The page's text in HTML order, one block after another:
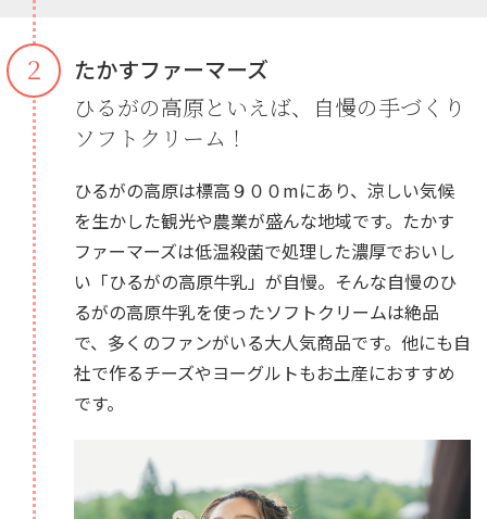
２
たかすファーマーズ
ひるがの高原といえば、自慢の手づくり
ソフトクリーム！
ひるがの高原は標高９００mにあり、涼しい気候
を生かした観光や農業が盛んな地域です。たかす
ファーマーズは低温殺菌で処理した濃厚でおいし
い「ひるがの高原牛乳」が自慢。そんな自慢のひ
るがの高原牛乳を使ったソフトクリームは絶品
で、多くのファンがいる大人気商品です。他にも自
社で作るチーズやヨーグルトもお土産におすすめ
です。